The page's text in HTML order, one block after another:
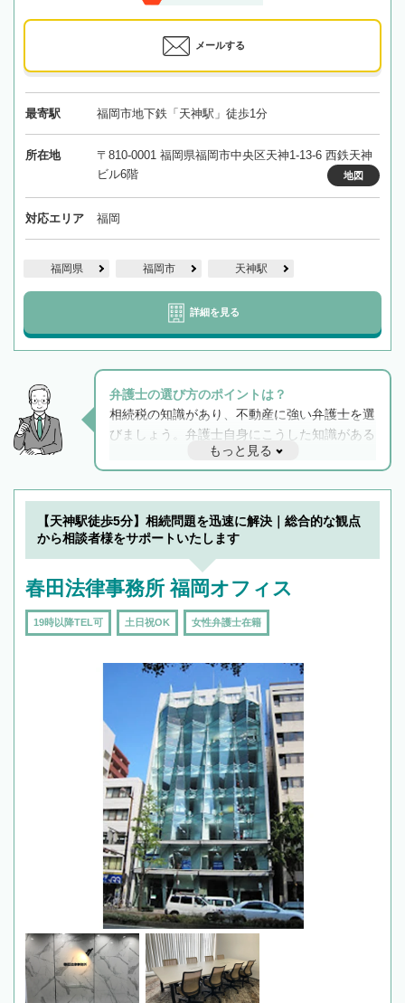
メールする
最寄駅 福岡市地下鉄「天神駅」徒歩1分
所在地
〒810-0001 福岡県福岡市中央区天神1-13-6 西鉄天神
ビル6階
地図
対応エリア 福岡
福岡県 福岡市 天神駅
詳細を見る
弁護士の選び方のポイントは？
相続税の知識があり、不動産に強い弁護士を選
びましょう。弁護士自身にこうした知識がある
と他士業との連携もスムーズに進み、トラブル
解決のみならず相続をトータルで任せることが
できます。また、相続は感情がからむ分野なの
でフィーリングも重要です。実際に電話や面談
で複数の弁護士と会話をしてウマが合う方に依
もっと見る
【天神駅徒歩5分】相続問題を迅速に解決｜総合的な観点
から相談者様をサポートいたします
春田法律事務所 福岡オフィス
19時以降TEL可 土日祝OK 女性弁護士在籍